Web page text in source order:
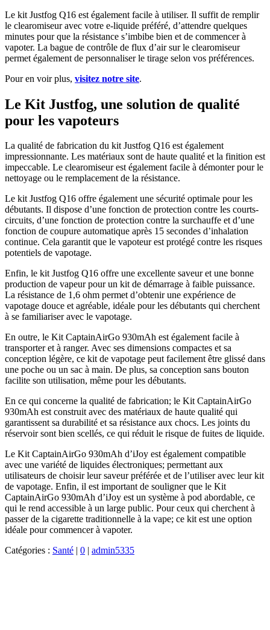
Le kit Justfog Q16 est également facile à utiliser. Il suffit de remplir
le clearomiseur avec votre e-liquide préféré, d’attendre quelques
minutes pour que la résistance s’imbibe bien et de commencer à
vapoter. La bague de contrôle de flux d’air sur le clearomiseur
permet également de personnaliser le tirage selon vos préférences.
Pour en voir plus, visitez notre site.
Le Kit Justfog, une solution de qualité
pour les vapoteurs
La qualité de fabrication du kit Justfog Q16 est également
impressionnante. Les matériaux sont de haute qualité et la finition est
impeccable. Le clearomiseur est également facile à démonter pour le
nettoyage ou le remplacement de la résistance.
Le kit Justfog Q16 offre également une sécurité optimale pour les
débutants. Il dispose d’une fonction de protection contre les courts-
circuits, d’une fonction de protection contre la surchauffe et d’une
fonction de coupure automatique après 15 secondes d’inhalation
continue. Cela garantit que le vapoteur est protégé contre les risques
potentiels de vapotage.
Enfin, le kit Justfog Q16 offre une excellente saveur et une bonne
production de vapeur pour un kit de démarrage à faible puissance.
La résistance de 1,6 ohm permet d’obtenir une expérience de
vapotage douce et agréable, idéale pour les débutants qui cherchent
à se familiariser avec le vapotage.
En outre, le Kit CaptainAirGo 930mAh est également facile à
transporter et à ranger. Avec ses dimensions compactes et sa
conception légère, ce kit de vapotage peut facilement être glissé dans
une poche ou un sac à main. De plus, sa conception sans bouton
facilite son utilisation, même pour les débutants.
En ce qui concerne la qualité de fabrication; le Kit CaptainAirGo
930mAh est construit avec des matériaux de haute qualité qui
garantissent sa durabilité et sa résistance aux chocs. Les joints du
réservoir sont bien scellés, ce qui réduit le risque de fuites de liquide.
Le Kit CaptainAirGo 930mAh d’iJoy est également compatible
avec une variété de liquides électroniques; permettant aux
utilisateurs de choisir leur saveur préférée et de l’utiliser avec leur kit
de vapotage. Enfin, il est important de souligner que le Kit
CaptainAirGo 930mAh d’iJoy est un système à pod abordable, ce
qui le rend accessible à un large public. Pour ceux qui cherchent à
passer de la cigarette traditionnelle à la vape; ce kit est une option
idéale pour commencer à vapoter.
Catégories : Santé | 0 | admin5335